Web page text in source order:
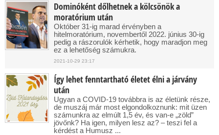
Dominóként dőlhetnek a kölcsönök a
moratórium után
Október 31-ig marad érvényben a
hitelmoratórium, novembertől 2022. június 30-ig
pedig a rászorulók kérhetik, hogy maradjon meg
ez a lehetőség számukra.
2021-10-29 23:17
Így lehet fenntartható életet élni a járvány
után
Ugyan a COVID-19 továbbra is az életünk része,
de muszáj már most elgondolkoznunk: mit üzen
számunkra az elmúlt 1,5 év, és van-e „zöld”
jövőnk? Ha igen, milyen lesz az? – teszi fel a
kérdést a Humusz ...